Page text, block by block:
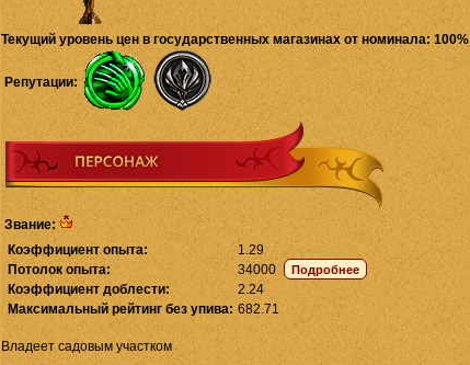
Текущий уровень цен в государственных магазинах от номинала: 100%
Репутации:
Звание:
Коэффициент опыта:
1.29
Потолок опыта:
34000
Коэффициент доблести:
2.24
Максимальный рейтинг без упива: 682.71
Владеет садовым участком